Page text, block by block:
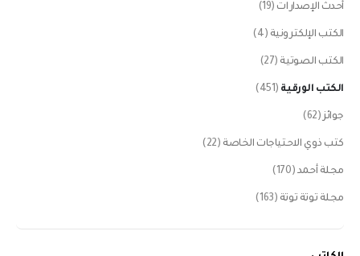
أحدث الإصدارات (19)
الكتب الإلكترونية (4)
الكتب الصوتية (27)
الكتب الورقية (451)
جوائز (62)
كتب ذوي الاحتياجات الخاصة (22)
مجلة أحمد (170)
مجلة توتة توتة (163)